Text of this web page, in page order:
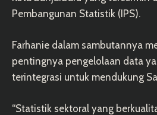
Pembangunan Statistik (IPS).
Farhanie dalam sambutannya
pentingnya pengelolaan data
terintegrasi untuk mendukung
“Statistik sektoral yang